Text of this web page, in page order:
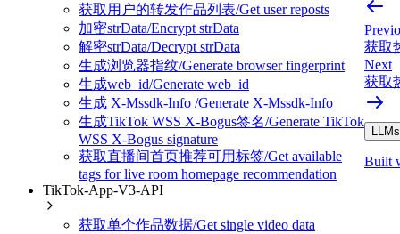
获取用户的转发作品列表/Get user reposts
加密strData/Encrypt strData
解密strData/Decrypt strData
生成浏览器指纹/Generate browser fingerprint
生成web_id/Generate web_id
生成 X-Mssdk-Info /Generate X-Mssdk-Info
生成TikTok WSS X-Bogus签名/Generate TikTok
WSS X-Bogus signature
获取直播间首页推荐可用标签/Get available
tags for live room homepage recommendation
TikTok-App-V3-API
获取单个作品数据/Get single video data
获取
Next
获取
Built